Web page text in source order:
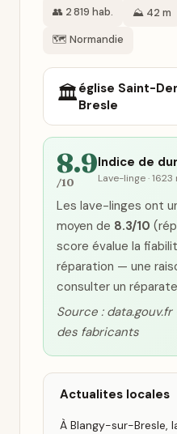
👥 2 819 hab. ⛰️ 42 m
🗺️ Normandie
🏛️église Saint-
Bresle
8.9
/10
Indice de
Lave-linge ·
Les lave-linges ont
moyen de 8.3/10
score évalue la
réparation — une
consulter un
Source :
des fabricants
Actualites locales
À Blangy-sur-Bresle,